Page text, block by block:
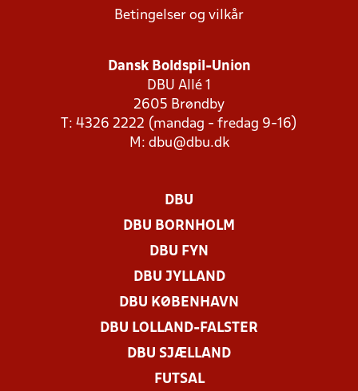
Betingelser og vilkår
Dansk Boldspil-Union
DBU Allé 1
2605 Brøndby
T: 4326 2222 (mandag - fredag 9-16)
M: dbu@dbu.dk
DBU
DBU BORNHOLM
DBU FYN
DBU JYLLAND
DBU KØBENHAVN
DBU LOLLAND-FALSTER
DBU SJÆLLAND
FUTSAL